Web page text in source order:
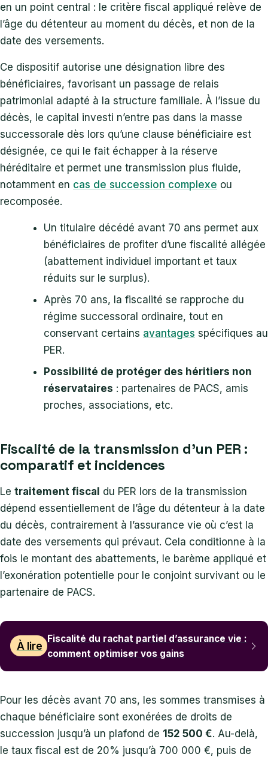
en un point central : le critère fiscal appliqué relève de
l’âge du détenteur au moment du décès, et non de la
date des versements.
Ce dispositif autorise une désignation libre des
bénéficiaires, favorisant un passage de relais
patrimonial adapté à la structure familiale. À l’issue du
décès, le capital investi n’entre pas dans la masse
successorale dès lors qu’une clause bénéficiaire est
désignée, ce qui le fait échapper à la réserve
héréditaire et permet une transmission plus fluide,
notamment en cas de succession complexe ou
recomposée.
Un titulaire décédé avant 70 ans permet aux
bénéficiaires de profiter d’une fiscalité allégée
(abattement individuel important et taux
réduits sur le surplus).
Après 70 ans, la fiscalité se rapproche du
régime successoral ordinaire, tout en
conservant certains avantages spécifiques au
PER.
Possibilité de protéger des héritiers non
réservataires : partenaires de PACS, amis
proches, associations, etc.
Fiscalité de la transmission d’un PER :
comparatif et incidences
Le traitement fiscal du PER lors de la transmission
dépend essentiellement de l’âge du détenteur à la date
du décès, contrairement à l’assurance vie où c’est la
date des versements qui prévaut. Cela conditionne à la
fois le montant des abattements, le barème appliqué et
l’exonération potentielle pour le conjoint survivant ou le
partenaire de PACS.
À lire
Fiscalité du rachat partiel d’assurance vie :
comment optimiser vos gains
Pour les décès avant 70 ans, les sommes transmises à
chaque bénéficiaire sont exonérées de droits de
succession jusqu’à un plafond de 152 500 €. Au-delà,
le taux fiscal est de 20% jusqu’à 700 000 €, puis de